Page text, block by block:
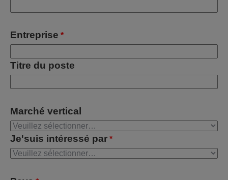
Entreprise *
Titre du poste
Marché vertical
Je'suis intéressé par *